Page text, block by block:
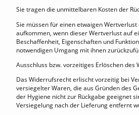
Sie tragen die unmittelbaren Kosten der
Sie müssen für einen etwaigen
aufkommen, wenn dieser Wertverlust auf
Beschaffenheit, Eigenschaften und
notwendigen Umgang mit ihnen
Ausschluss bzw. vorzeitiges Erlöschen des
Das Widerrufsrecht erlischt vorzeitig bei
versiegelter Waren, die aus Gründen des
der Hygiene nicht zur Rückgabe geeignet
Versiegelung nach der Lieferung entfernt